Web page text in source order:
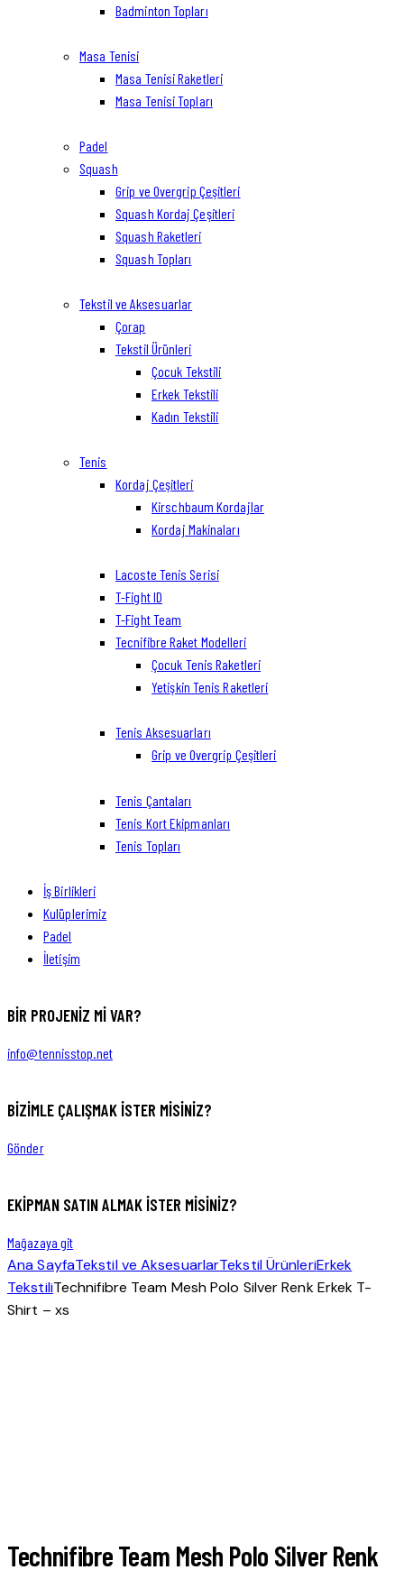
Badminton Topları
Masa Tenisi
Masa Tenisi Raketleri
Masa Tenisi Topları
Padel
Squash
Grip ve Overgrip Çeşitleri
Squash Kordaj Çeşitleri
Squash Raketleri
Squash Topları
Tekstil ve Aksesuarlar
Çorap
Tekstil Ürünleri
Çocuk Tekstili
Erkek Tekstili
Kadın Tekstili
Tenis
Kordaj Çeşitleri
Kirschbaum Kordajlar
Kordaj Makinaları
Lacoste Tenis Serisi
T-Fight ID
T-Fight Team
Tecnifibre Raket Modelleri
Çocuk Tenis Raketleri
Yetişkin Tenis Raketleri
Tenis Aksesuarları
Grip ve Overgrip Çeşitleri
Tenis Çantaları
Tenis Kort Ekipmanları
Tenis Topları
İş Birlikleri
Kulüplerimiz
Padel
İletişim
BIR PROJENIZ MI VAR?
info@tennisstop.net
BIZIMLE ÇALIŞMAK İSTER MISINIZ?
Gönder
EKIPMAN SATIN ALMAK ISTER MISINIZ?
Mağazaya git
Ana SayfaTekstil ve AksesuarlarTekstil ÜrünleriErkek
TekstiliTechnifibre Team Mesh Polo Silver Renk Erkek T-
Shirt – xs
Technifibre Team Mesh Polo Silver Renk